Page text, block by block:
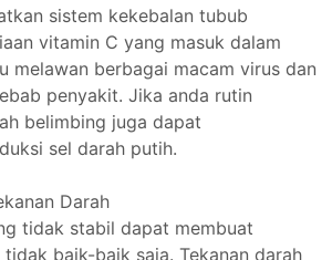
sistem kekebalan tubub
vitamin C yang masuk dalam
melawan berbagai macam virus dan
penyakit. Jika anda rutin
belimbing juga dapat
sel darah putih.
Darah
tidak stabil dapat membuat
tidak baik-baik saja. Tekanan darah